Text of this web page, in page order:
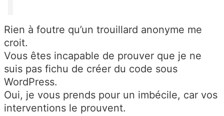
Rien à foutre qu’un trouillard anonyme me
croit.
Vous êtes incapable de prouver que je ne
suis pas fichu de créer du code sous
WordPress.
Oui, je vous prends pour un imbécile, car vos
interventions le prouvent.